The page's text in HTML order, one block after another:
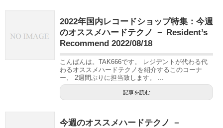
2022年国内レコードショップ特集：今週
のオススメハードテクノ － Resident’s
Recommend 2022/08/18
こんばんは。TAK666です。 レジデントが代わる代
わるオススメハードテクノを紹介するこのコーナ
ー、 2週間ぶりに担当致します。 ...
記事を読む
今週のオススメハードテクノ －